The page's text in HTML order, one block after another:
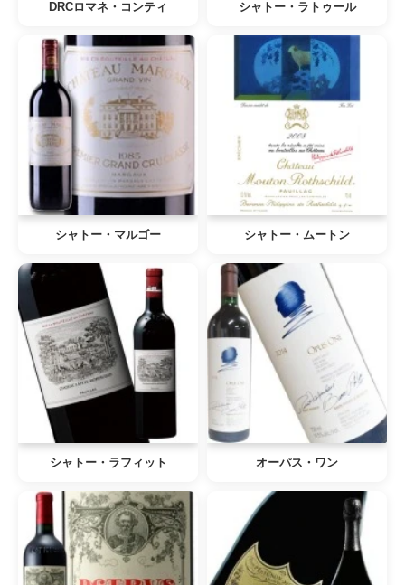
DRCロマネ・コンティ シャトー・ラトゥール
シャトー・マルゴー シャトー・ムートン
シャトー・ラフィット オーパス・ワン